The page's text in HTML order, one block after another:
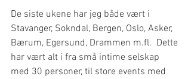
De siste ukene har jeg både vært i
Stavanger, Sokndal, Bergen, Oslo, Asker,
Bærum, Egersund, Drammen m.fl.  Dette
har vært alt i fra små intime selskap
med 30 personer, til store events med